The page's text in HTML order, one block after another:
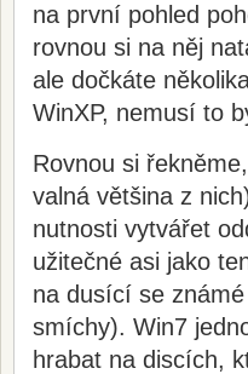
na první pohled
rovnou si na něj
ale dočkáte
WinXP, nemusí to
Rovnou si
valná většina z
nutnosti vytvářet
užitečné asi jako
na dusící se
smíchy). Win7
hrabat na discích,